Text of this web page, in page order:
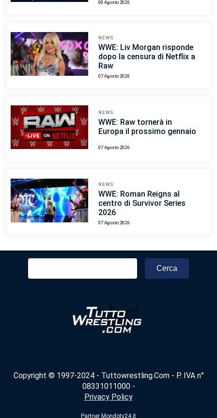
08 Agosto 2026
NEWS
WWE: Liv Morgan risponde
dopo la censura di Netflix a
Raw
07 Agosto 2026
NEWS
WWE: Raw tornerà in
Europa il prossimo gennaio
07 Agosto 2026
NEWS
WWE: Roman Reigns al
centro di Survivor Series
2026
07 Agosto 2026
Ricerca
Copyright © 1997-2024 - Tuttowrestling.Com - P. IVA n°
08331011000 -
Privacy Policy
Partner Mondotv24.it